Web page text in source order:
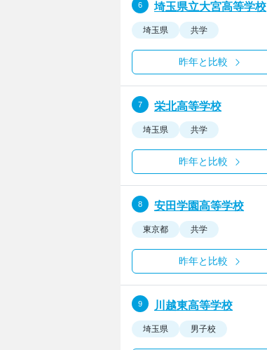
埼玉県立大宮高等学校
埼玉県 共学
昨年と比較
栄北高等学校
埼玉県 共学
昨年と比較
安田学園高等学校
東京都 共学
昨年と比較
川越東高等学校
埼玉県 男子校